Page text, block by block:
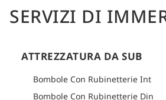
autonomamente, Wi-Fi Starlink, TV,
salvataggio, prese di corrente
Le immersioni vengono effettuate da
l'imbarcazione principale tranquilla e
tutto il viaggio. I subacquei certificati
SERVIZI DI
ATTREZZATURA DA SUB
Bombole Con Rubinetterie Int
Bombole Con Rubinetterie Din